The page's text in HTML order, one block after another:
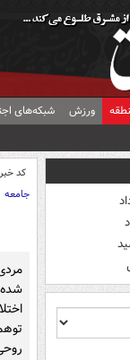
ورزش شبکه‌های
کد خبر
جامعه